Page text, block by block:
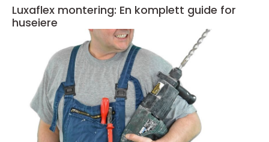
Luxaflex montering: En komplett guide for
huseiere